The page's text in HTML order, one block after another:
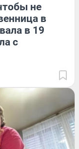
не
в
в 19
с